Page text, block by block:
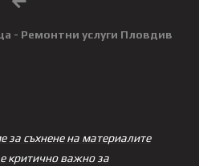
- Ремонтни услуги Пловдив
за съхнене на материалите
критично важно за